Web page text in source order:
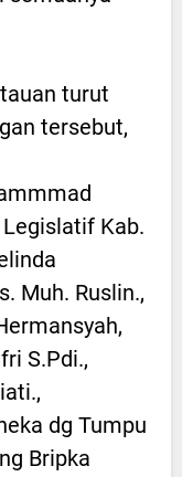
turut
tersebut,
Legislatif Kab.
Muh. Ruslin.,
S.Pdi.,
dg Tumpu
Bripka